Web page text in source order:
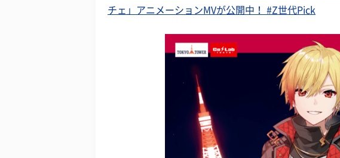
チェ」アニメーションMVが公開中！ #Z世代Pick